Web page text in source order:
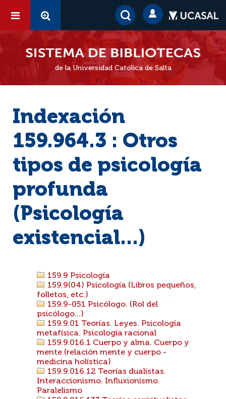
de la Universidad Católica de Salta
Indexación
159.964.3 : Otros
tipos de psicología
profunda
(Psicología
existencial...)
159.9 Psicología
159.9(04) Psicología (Libros pequeños,
folletos, etc.)
159.9-051 Psicólogo. (Rol del
psicólogo...)
159.9.01 Teorías. Leyes. Psicología
metafísica. Psicología racional
159.9.016.1 Cuerpo y alma. Cuerpo y
mente (relación mente y cuerpo -
medicina holística)
159.9.016.12 Teorías dualistas.
Interaccionismo. Influxionismo.
Paralelismo